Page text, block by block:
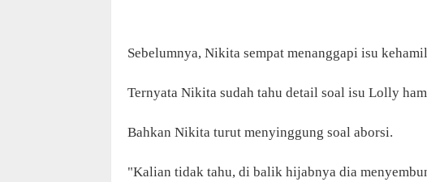
Sebelumnya, Nikita sempat menanggapi isu
Ternyata Nikita sudah tahu detail soal isu Lolly
Bahkan Nikita turut menyinggung soal aborsi.
"Kalian tidak tahu, di balik hijabnya dia